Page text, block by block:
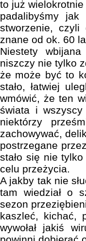
to już
padalibyśmy
stworzenie,
znane od ok. 60
Niestety
niszczy nie tylko
że może być to
stało, łatwiej
wmówić, że ten
świata i
niektórzy
zachowywać,
postrzegane
stało się nie
celu przeżycia.
A jakby tak nie
tam wiedział o
sezon
kaszleć, kichać,
wywołał jakiś